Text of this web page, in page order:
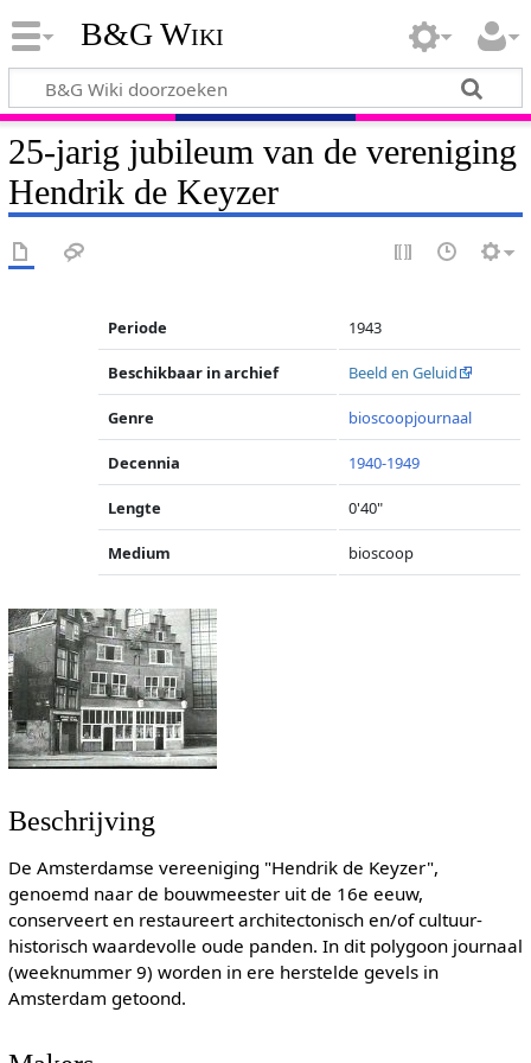
B&G Wiki
25-jarig jubileum van de vereniging
Hendrik de Keyzer
Periode 1943
Beschikbaar in archief Beeld en Geluid
Genre bioscoopjournaal
Decennia 1940-1949
Lengte 0'40"
Medium bioscoop
Beschrijving
De Amsterdamse vereeniging "Hendrik de Keyzer",
genoemd naar de bouwmeester uit de 16e eeuw,
conserveert en restaureert architectonisch en/of cultuur-
historisch waardevolle oude panden. In dit polygoon journaal
(weeknummer 9) worden in ere herstelde gevels in
Amsterdam getoond.